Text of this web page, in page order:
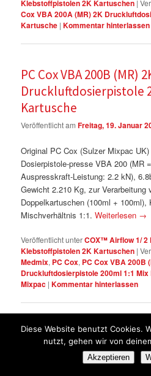
Klebstoffpistolen 2K Kartuschen |
Cox VBA 200A (MR) 2K
Kartusche |Kommentar hinterlassen
PC Cox VBA 200B (MR)
Druckluftdosierpistole
Kartusche
Veröffentlicht amFreitag, 19. Januar
Original PC Cox (Sulzer Mixpac
Dosierpistole-presse VBA 200 (MR
Auspresskraft-Leistung: 2.2 kN),
Gewicht 2.210 Kg, zur Verarbeitung
Doppelkartuschen (100ml +
Mischverhältnis 1:1.Weiterlesen →
Veröffentlicht unterCOX™ Airflow 1/
Klebstoffpistolen 2K Kartuschen |
Medmix, PC Cox, PC Cox VBA 200B
Druckluftdosierpistole 200ml 1:1
Mixpac |Kommentar hinterlassen
PC Cox PPA 150 LP 2K
Dosierpistole 150ml
Donnerstag, 18.
Diese Website benutzt Cookies.
nutzt, gehen wir von
Akzeptieren